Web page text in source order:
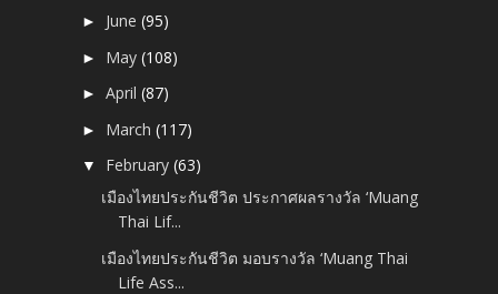
► June(95)
► May(108)
►April(87)
► March(117)
▼ February(63)
เมืองไทยประกันชีวิต ประกาศผลรางวัล ‘Muang
Thai Lif...
เมืองไทยประกันชีวิต มอบรางวัล ‘Muang Thai
Life Ass...